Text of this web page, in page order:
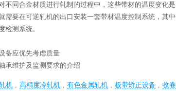
不同合金材质进行轧制的过程中，这些带材的温度变化
需要在可逆轧机的出口安装一套带材温度控制系统，其
检测系统。
备应优先考虑质量
承维护及监测要求的介绍
机 , 高精度冷轧机 , 有色金属轧机 , 板带矫正设备 , 收